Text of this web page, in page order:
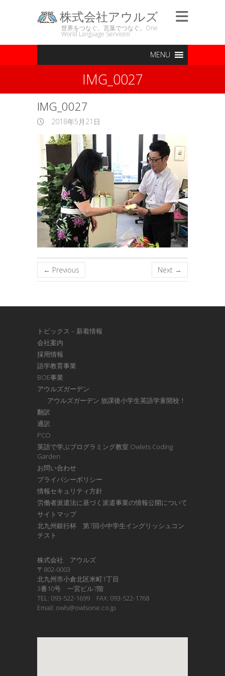
株式会社アウルズ
世界をつなぐ、言葉でつなぐ。One
World Language Services!
MENU
IMG_0027
IMG_0027
2018年5月21日
← Previous Next →
トピックス – 新着情報
会社案内
採用情報
語学教育事業
BOE事業
アウルズガーデン
アウルズガーデン 放課後小学生英語学童開校！
翻訳
通訳
PCO
英語で学ぶプログラミング教室 Owlets Coding
Garden
お問い合わせ
プライバシーポリシー
情報セキュリティ方針
労働者派遣法に基づく派遣事業の情報公開について
サイトマップ
北九州銀行杯 第7回小中学生イングリッシュコン
テスト
株式会社 アウルズ
〒802-0003
北九州市小倉北区米町1丁目
3番10号 一宮ビル7階
TEL: 093-522-1699 FAX: 093-522-1768
Email: owls@owlsone.co.jp